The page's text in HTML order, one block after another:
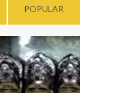
POPULAR